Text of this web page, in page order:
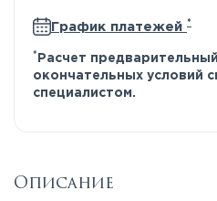
График платежей *
* Расчет
окончательных условий
специалистом.
Описание